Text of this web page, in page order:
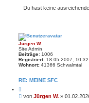
gDu hast keine
Jürgen W.
Site Admin
Beiträge: 1006
Registriert: 18.05.2007, 10:32
Wohnort: 41366 Schwalmtal
RE: MEINE SFC
i
t
Bvon Jürgen W. »